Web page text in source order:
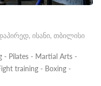
ისანი, თბილისი
- Pilates - Martial Arts -
training - Boxing -